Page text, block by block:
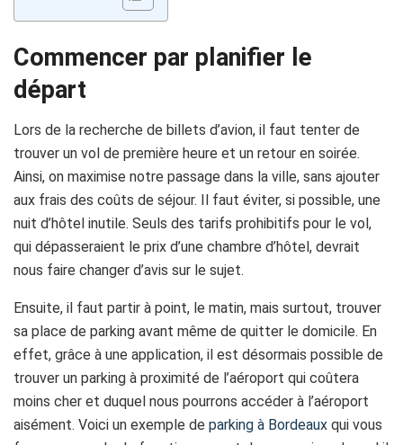
Commencer par planifier le
départ
Lors de la recherche de billets d’avion, il faut tenter de
trouver un vol de première heure et un retour en soirée.
Ainsi, on maximise notre passage dans la ville, sans ajouter
aux frais des coûts de séjour. Il faut éviter, si possible, une
nuit d’hôtel inutile. Seuls des tarifs prohibitifs pour le vol,
qui dépasseraient le prix d’une chambre d’hôtel, devrait
nous faire changer d’avis sur le sujet.
Ensuite, il faut partir à point, le matin, mais surtout, trouver
sa place de parking avant même de quitter le domicile. En
effet, grâce à une application, il est désormais possible de
trouver un parking à proximité de l’aéroport qui coûtera
moins cher et duquel nous pourrons accéder à l’aéroport
aisément. Voici un exemple de parking à Bordeaux qui vous